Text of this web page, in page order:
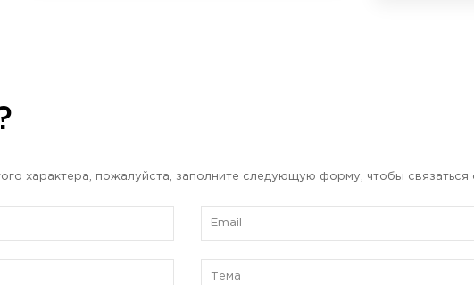
характера, пожалуйста, заполните следующую форму, чтобы связаться